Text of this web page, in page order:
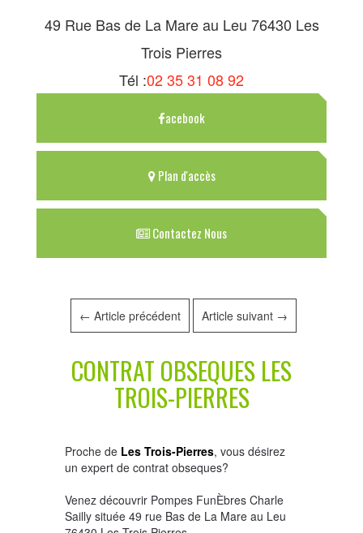
49 Rue Bas de La Mare au Leu 76430 Les
Trois Pierres
Tél :02 35 31 08 92
acebook
Plan d'accès
Contactez Nous
← Article précédent Article suivant →
CONTRAT OBSEQUES LES
TROIS-PIERRES
Proche de Les Trois-Pierres, vous désirez
un expert de contrat obseques?
Venez découvrir Pompes FunÈbres Charle
Sailly située 49 rue Bas de La Mare au Leu